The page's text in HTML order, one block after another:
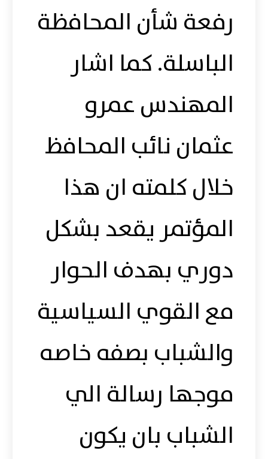
رفعة شأن المحافظة
الباسلة. كما اشار
المهندس عمرو
عثمان نائب المحافظ
خلال كلمته ان هذا
المؤتمر يقعد بشكل
دوري بهدف الحوار
مع القوي السياسية
والشباب بصفه خاصه
موجها رسالة الي
الشباب بان يكون